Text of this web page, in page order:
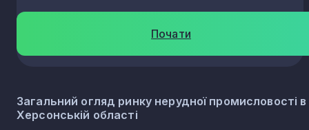
Почати
Загальний огляд ринку нерудної промисловості в
Херсонській області